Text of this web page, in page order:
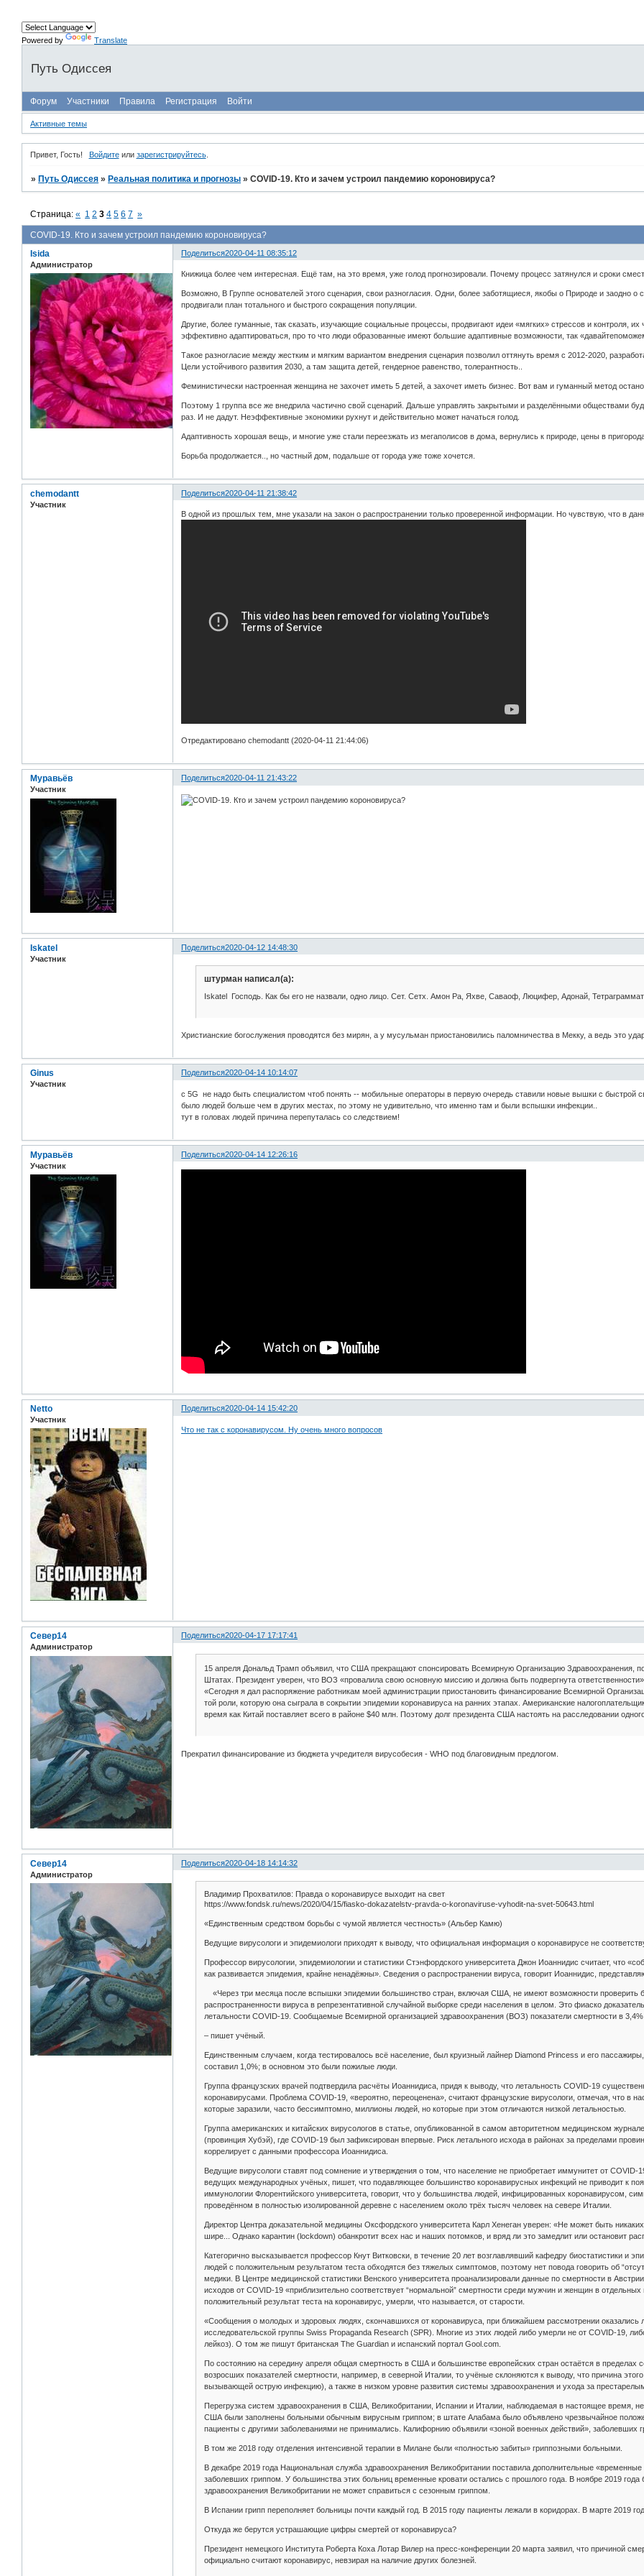
Powered by Translate
Путь Одиссея
Форум Участники Правила Регистрация Войти
Активные темы
Привет, Гость! Войдитеили зарегистрируйтесь.
» Путь Одиссея » Реальная политика и прогнозы »COVID-19. Кто и зачем устроил пандемию короновируса?
COVID-19. Кто и зачем устроил пандемию короновируса?
Страница:« 1 2 3 4 5 6 7 »
Поделиться2020-04-11 08:35:12
Isida
Администратор
Книжица более чем интересная. Ещё там, на это время, уже голод прогнозировали. Почему процесс затянулся и сроки
Возможно, В Группе основателей этого сценария, свои разногласия. Одни, более заботящиеся, якобы о Природе и заодно
продвигали план тотального и быстрого сокращения популяции.
Другие, более гуманные, так сказать, изучающие социальные процессы, продвигают идеи «мягких» стрессов и контроля,
эффективно адаптироваться, про то что люди образованные имеют большие адаптивные возможности, так
Такое разногласие между жестким и мягким вариантом внедрения сценария позволил оттянуть время с 2012-2020,
Цели устойчивого развития 2030, а там защита детей, гендерное равенство, толерантность..
Феминистически настроенная женщина не захочет иметь 5 детей, а захочет иметь бизнес. Вот вам и гуманный метод
Поэтому 1 группа все же внедрила частично свой сценарий. Дальше управлять закрытыми и разделёнными обществами
раз. И не дадут. Неэффективные экономики рухнут и действительно может начаться голод.
Адаптивность хорошая вещь, и многие уже стали переезжать из мегаполисов в дома, вернулись к природе, цены в
Борьба продолжается.., но частный дом, подальше от города уже тоже хочется.
Поделиться2020-04-11 21:38:42
chemodantt
Участник
В одной из прошлых тем, мне указали на закон о распространении только проверенной информации. Но чувствую, что в
Отредактировано chemodantt (2020-04-11 21:44:06)
Поделиться2020-04-11 21:43:22
Муравьёв
Участник
Поделиться2020-04-12 14:48:30
Iskatel
Участник
штурман написал(а):
Iskatel Господь. Как бы его не назвали, одно лицо. Сет. Сетх. Амон Ра, Яхве, Саваоф, Люцифер, Адонай,
Христианские богослужения проводятся без мирян, а у мусульман приостановились паломничества в Мекку, а ведь это
Поделиться2020-04-14 10:14:07
Ginus
Участник
с 5G не надо быть специалистом чтоб понять -- мобильные операторы в первую очередь ставили новые вышки с быстрой
было людей больше чем в других местах, по этому не удивительно, что именно там и были вспышки инфекции..
тут в головах людей причина перепуталась со следствием!
Поделиться2020-04-14 12:26:16
Муравьёв
Участник
Поделиться2020-04-14 15:42:20
Netto
Участник
Что не так с коронавирусом. Ну очень много вопросов
Поделиться2020-04-17 17:17:41
Север14
Администратор
15 апреля Дональд Трамп объявил, что США прекращают спонсировать Всемирную Организацию Здравоохранения,
Штатах. Президент уверен, что ВОЗ «провалила свою основную миссию и должна быть подвергнута
«Сегодня я дал распоряжение работникам моей администрации приостановить финансирование Всемирной
той роли, которую она сыграла в сокрытии эпидемии коронавируса на ранних этапах. Американские
время как Китай поставляет всего в районе $40 млн. Поэтому долг президента США настоять на расследовании
Прекратил финансирование из бюджета учредителя вирусобесия - WHO под благовидным предлогом.
Поделиться2020-04-18 14:14:32
Север14
Администратор
Владимир Прохватилов: Правда о коронавирусе выходит на свет
https://www.fondsk.ru/news/2020/04/15/fiasko-dokazatelstv-pravda-o-koronaviruse-vyhodit-na-svet-50643.html
«Единственным средством борьбы с чумой является честность» (Альбер Камю)
Ведущие вирусологи и эпидемиологи приходят к выводу, что официальная информация о коронавирусе не
Профессор вирусологии, эпидемиологии и статистики Стэнфордского университета Джон Иоаннидис считает, что
как развивается эпидемия, крайне ненадёжны». Сведения о распространении вируса, говорит Иоаннидис,
«Через три месяца после вспышки эпидемии большинство стран, включая США, не имеют возможности проверить
распространенности вируса в репрезентативной случайной выборке среди населения в целом. Это фиаско
летальности COVID-19. Сообщаемые Всемирной организацией здравоохранения (ВОЗ) показатели смертности в
– пишет учёный.
Единственным случаем, когда тестировалось всё население, был круизный лайнер Diamond Princess и его
составил 1,0%; в основном это были пожилые люди.
Группа французских врачей подтвердила расчёты Иоаннидиса, придя к выводу, что летальность COVID-19
коронавирусами. Проблема COVID-19, «вероятно, переоценена», считают французские вирусологи, отмечая, что в
которые заразили, часто бессимптомно, миллионы людей, но которые при этом отличаются низкой летальностью.
Группа американских и китайских вирусологов в статье, опубликованной в самом авторитетном медицинском
(провинция Хубэй), где COVID-19 был зафиксирован впервые. Риск летального исхода в районах за пределами
коррелирует с данными профессора Иоаннидиса.
Ведущие вирусологи ставят под сомнение и утверждения о том, что население не приобретает иммунитет от
ведущих международных учёных, пишет, что подавляющее большинство коронавирусных инфекций не приводит к
иммунологии Флорентийского университета, говорит, что у большинства людей, инфицированных коронавирусом,
проведённом в полностью изолированной деревне с населением около трёх тысяч человек на севере Италии.
Директор Центра доказательной медицины Оксфордского университета Карл Хенеган уверен: «Не может быть
шире... Однако карантин (lockdown) обанкротит всех нас и наших потомков, и вряд ли это замедлит или остановит
Категорично высказывается профессор Кнут Витковски, в течение 20 лет возглавлявший кафедру биостатистики и
людей с положительным результатом теста обходятся без тяжелых симптомов, поэтому нет повода говорить об
медики. В Центре медицинской статистики Венского университета проанализировали данные по смертности в
исходов от COVID-19 «приблизительно соответствует “нормальной” смертности среди мужчин и женщин в
положительный результат теста на коронавирус, умерли, что называется, от старости.
«Сообщения о молодых и здоровых людях, скончавшихся от коронавируса, при ближайшем рассмотрении оказались
исследовательской группы Swiss Propaganda Research (SPR). Многие из этих людей либо умерли не от COVID-19,
лейкоз). О том же пишут британская The Guardian и испанский портал Gool.com.
По состоянию на середину апреля общая смертность в США и большинстве европейских стран остаётся в
возросших показателей смертности, например, в северной Италии, то учёные склоняются к выводу, что причина
вызывающей острую инфекцию), а также в низком уровне развития системы здравоохранения и ухода за
Перегрузка систем здравоохранения в США, Великобритании, Испании и Италии, наблюдаемая в настоящее время,
США были заполнены больными обычным вирусным гриппом; в штате Алабама было объявлено чрезвычайное
пациенты с другими заболеваниями не принимались. Калифорнию объявили «зоной военных действий», заболевших
В том же 2018 году отделения интенсивной терапии в Милане были «полностью забиты» гриппозными больными.
В декабре 2019 года Национальная служба здравоохранения Великобритании поставила дополнительные
заболевших гриппом. У большинства этих больниц временные кровати остались с прошлого года. В ноябре 2019
здравоохранения Великобритании не может справиться с сезонным гриппом.
В Испании грипп переполняет больницы почти каждый год. В 2015 году пациенты лежали в коридорах. В марте 2019
Откуда же берутся устрашающие цифры смертей от коронавируса?
Президент немецкого Института Роберта Коха Лотар Вилер на пресс-конференции 20 марта заявил, что причиной
официально считают коронавирус, невзирая на наличие других болезней.